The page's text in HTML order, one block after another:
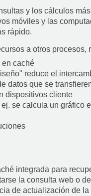
y los cálculos
móviles y las
rápido.
a otros
caché
reduce el
datos que se
dispositivos cliente
se calcula un gráfico
integrada para
la consulta web o
de actualización de